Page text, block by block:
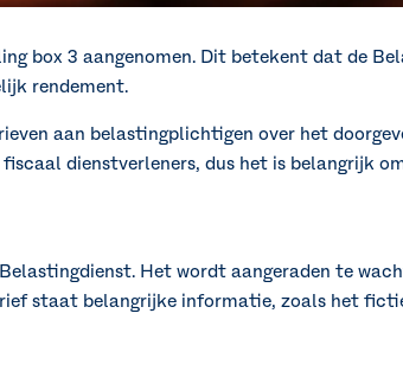
box 3 aangenomen. Dit betekent dat de
rendement.
aan belastingplichtigen over het
dienstverleners, dus het is belangrijk
Het wordt aangeraden te
staat belangrijke informatie, zoals het